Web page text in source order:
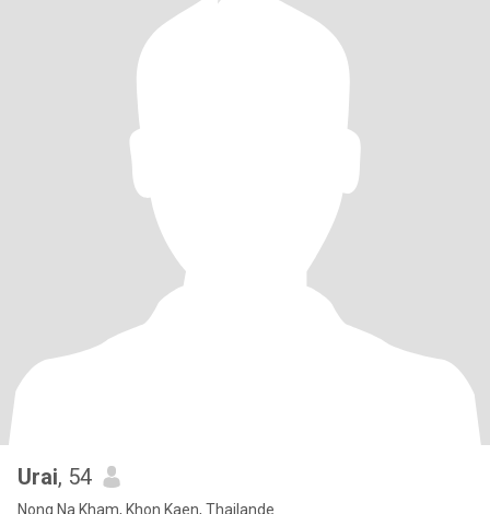
Urai, 54
Nong Na Kham, Khon Kaen, Thailande